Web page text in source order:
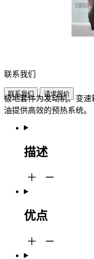
联系我们
联系我们 请求报价
极地套件为发动机、变
油提供高效的预热系统。
描述
优点